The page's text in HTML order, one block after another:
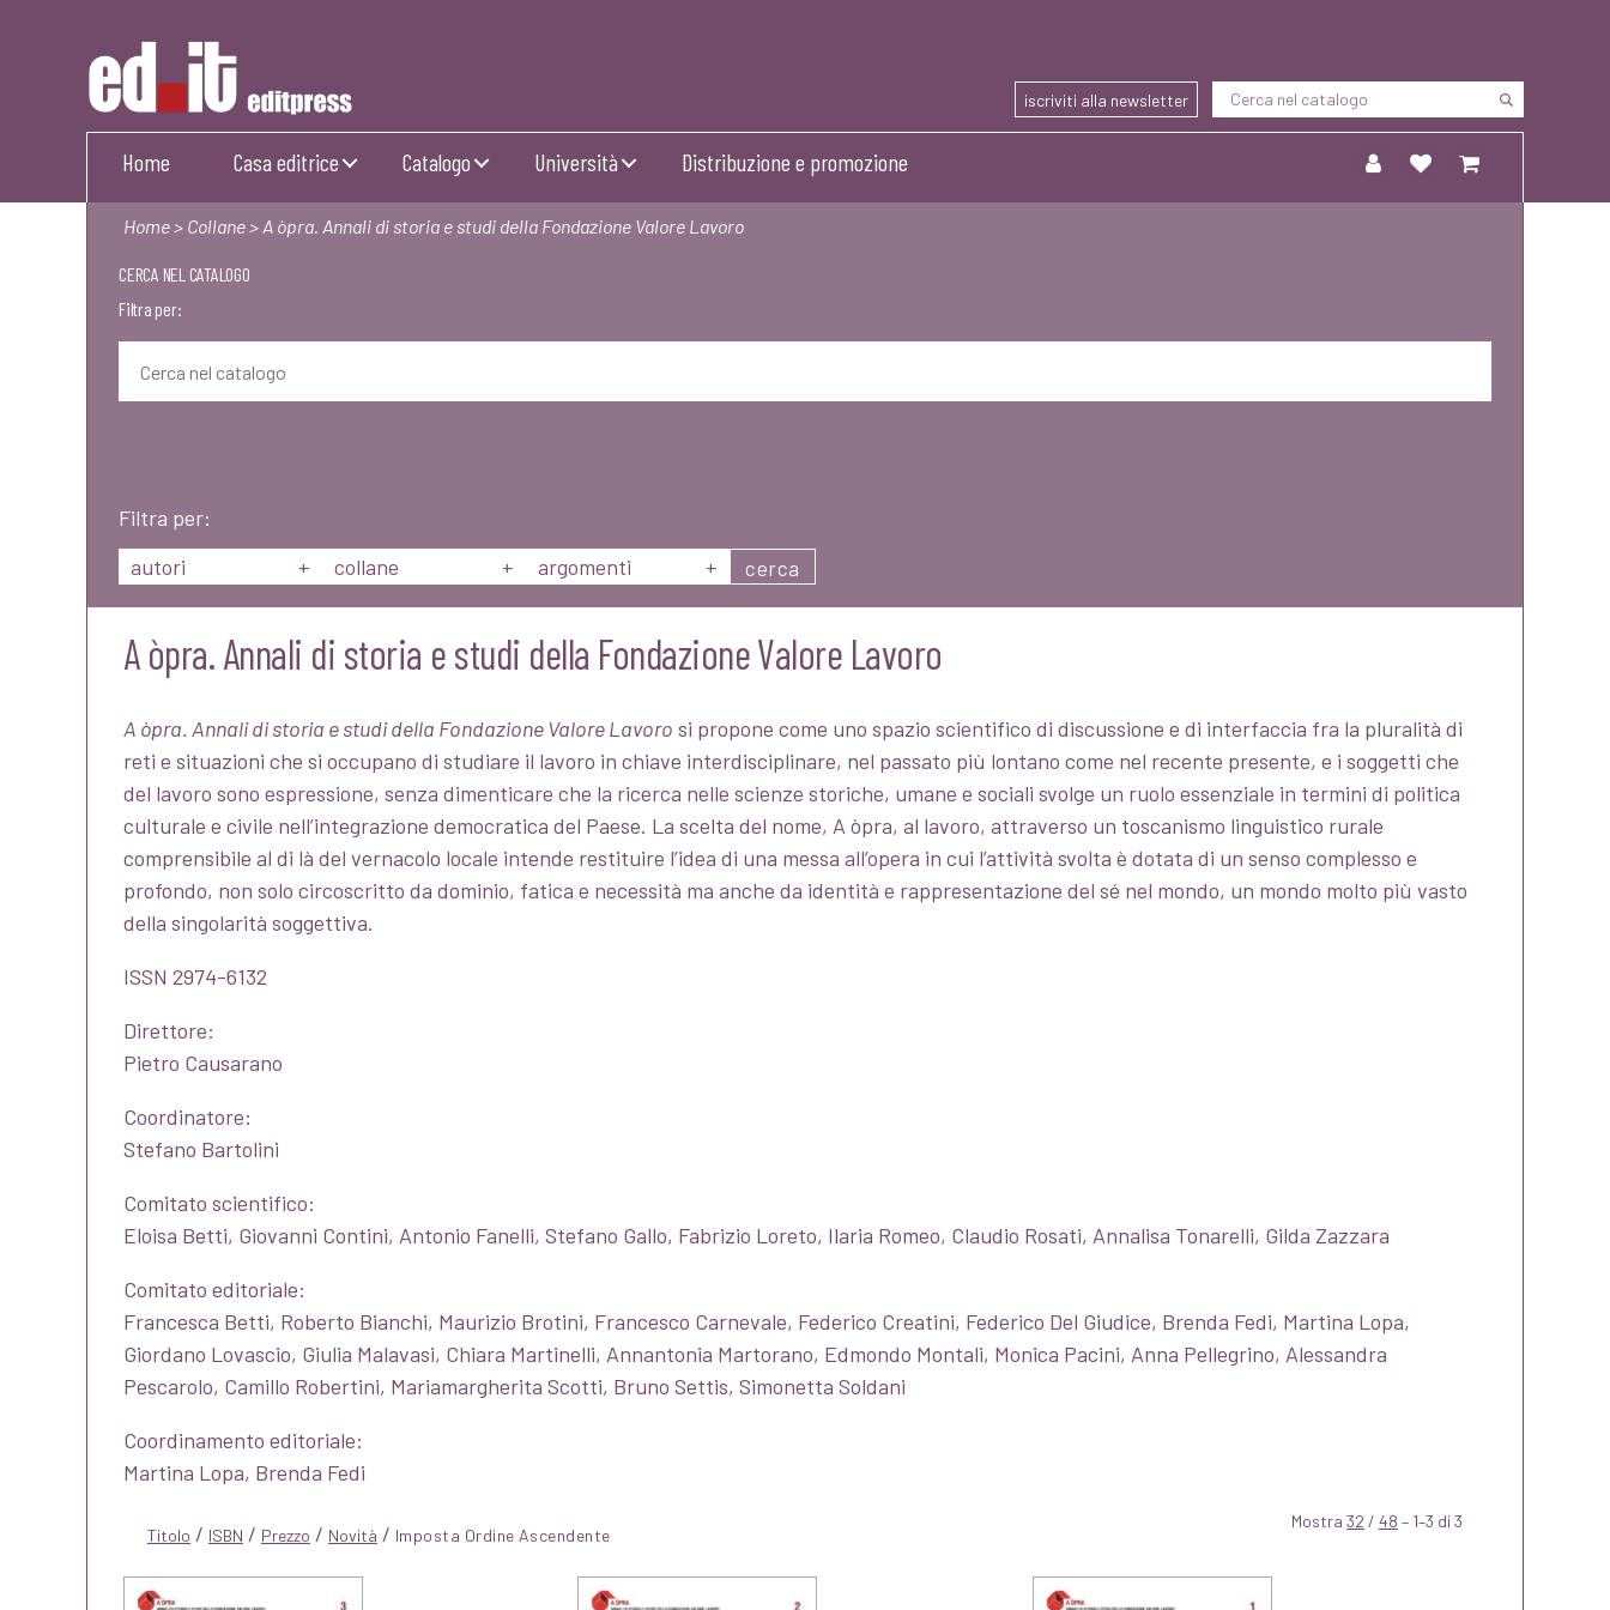
Editpress
iscriviti alla newsletter
Home Casa editrice Catalogo Università Distribuzione e promozione
Home> Collane> A òpra. Annali di storia e studi della Fondazione Valore Lavoro
CERCA NEL CATALOGO
Filtra per:
Filtra per:
autori
+ collane + argomenti + cerca
A òpra. Annali di storia e studi della Fondazione Valore Lavoro
A òpra. Annali di storia e studi della Fondazione Valore Lavoro si propone come uno spazio scientifico di discussione e di interfaccia fra la pluralità di
reti e situazioni che si occupano di studiare il lavoro in chiave interdisciplinare, nel passato più lontano come nel recente presente, e i soggetti che
del lavoro sono espressione, senza dimenticare che la ricerca nelle scienze storiche, umane e sociali svolge un ruolo essenziale in termini di politica
culturale e civile nell’integrazione democratica del Paese. La scelta del nome, A òpra, al lavoro, attraverso un toscanismo linguistico rurale
comprensibile al di là del vernacolo locale intende restituire l’idea di una messa all’opera in cui l’attività svolta è dotata di un senso complesso e
profondo, non solo circoscritto da dominio, fatica e necessità ma anche da identità e rappresentazione del sé nel mondo, un mondo molto più vasto
della singolarità soggettiva.
ISSN 2974-6132
Direttore:
Pietro Causarano
Coordinatore:
Stefano Bartolini
Comitato scientifico:
Eloisa Betti, Giovanni Contini, Antonio Fanelli, Stefano Gallo, Fabrizio Loreto, Ilaria Romeo, Claudio Rosati, Annalisa Tonarelli, Gilda Zazzara
Comitato editoriale:
Francesca Betti, Roberto Bianchi, Maurizio Brotini, Francesco Carnevale, Federico Creatini, Federico Del Giudice, Brenda Fedi, Martina Lopa,
Giordano Lovascio, Giulia Malavasi, Chiara Martinelli, Annantonia Martorano, Edmondo Montali, Monica Pacini, Anna Pellegrino, Alessandra
Pescarolo, Camillo Robertini, Mariamargherita Scotti, Bruno Settis, Simonetta Soldani
Coordinamento editoriale:
Martina Lopa, Brenda Fedi
Titolo / ISBN / Prezzo / Novità / Mostra 32 / 48 – 1–3 di 3